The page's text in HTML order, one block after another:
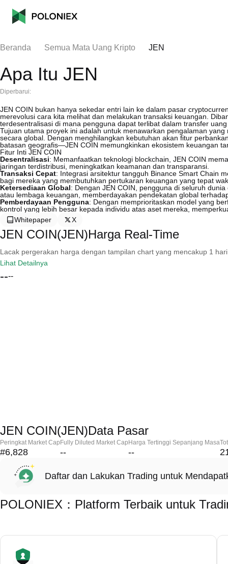
Beranda Semua Mata Uang Kripto JEN
Apa Itu JEN
Diperbarui:
JEN COIN bukan hanya sekedar entri lain ke dalam pasar
merevolusi cara kita melihat dan melakukan transaksi keuangan.
terdesentralisasi di mana pengguna dapat terlibat dalam transfer
Tujuan utama proyek ini adalah untuk menawarkan pengalaman
secara global. Dengan menghilangkan kebutuhan akan fitur
batasan geografis—JEN COIN memungkinkan ekosistem keuangan
Fitur Inti JEN COIN
Desentralisasi: Memanfaatkan teknologi blockchain, JEN COIN
jaringan terdistribusi, meningkatkan keamanan dan transparansi.
Transaksi Cepat: Integrasi arsitektur tangguh Binance Smart Chain
bagi mereka yang membutuhkan pertukaran keuangan yang tepat
Ketersediaan Global: Dengan JEN COIN, pengguna di seluruh
atau lembaga keuangan, memberdayakan pendekatan global
Pemberdayaan Pengguna: Dengan memprioritaskan model yang
kontrol yang lebih besar kepada individu atas aset mereka,
Whitepaper
X
JEN COIN(JEN)Harga Real-Time
Lacak pergerakan harga dengan tampilan chart yang mencakup 1
Lihat Detailnya
----
JEN COIN(JEN)Data Pasar
Peringkat Market Cap
#6,828
Fully Diluted Market Cap
--
Harga Tertinggi Sepanjang Masa
--
Daftar dan Lakukan Trading untuk
POLONIEX：Platform Terbaik untuk